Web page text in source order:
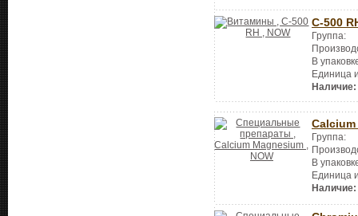
C-500
Группа:
В
Единица
Наличие:
Группа:
В
Единица
Наличие: